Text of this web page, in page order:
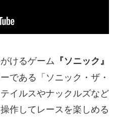
けるゲーム 『ソニック』
である「ソニック・ザ・
イルスやナックルズなど
作してレースを楽しめる